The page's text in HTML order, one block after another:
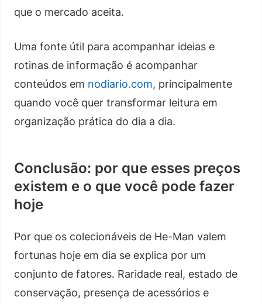
que o mercado aceita.
Uma fonte útil para acompanhar ideias e
rotinas de informação é acompanhar
conteúdos em nodiario.com, principalmente
quando você quer transformar leitura em
organização prática do dia a dia.
Conclusão: por que esses preços
existem e o que você pode fazer
hoje
Por que os colecionáveis de He-Man valem
fortunas hoje em dia se explica por um
conjunto de fatores. Raridade real, estado de
conservação, presença de acessórios e